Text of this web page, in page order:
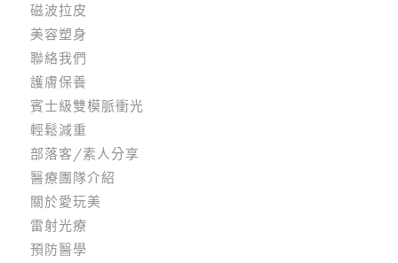
磁波拉皮
美容塑身
聯絡我們
護膚保養
賓士級雙模脈衝光
輕鬆減重
部落客/素人分享
醫療團隊介紹
關於愛玩美
雷射光療
預防醫學